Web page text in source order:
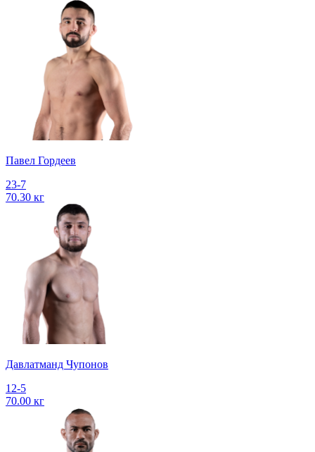
Павел Гордеев
23-7
70.30 кг
Давлатманд Чупонов
12-5
70.00 кг